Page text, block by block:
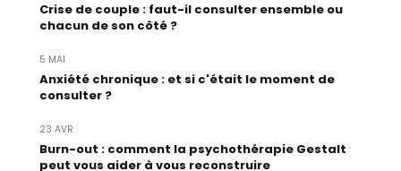
Crise de couple : faut-il consulter ensemble ou
chacun de son côté ?
5 MAI
Anxiété chronique : et si c'était le moment de
consulter ?
23 AVR
Burn-out : comment la psychothérapie Gestalt
peut vous aider à vous reconstruire